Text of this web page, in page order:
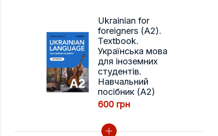
Ukrainian for
foreigners (A2).
Textbook.
Українська мова
для іноземних
студентів.
Навчальний
посібник (A2)
600 грн